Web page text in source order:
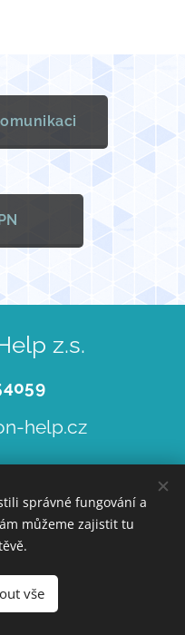
z.s.
help.cz
help.cz
715
správné fungování a
můžeme zajistit tu
vše